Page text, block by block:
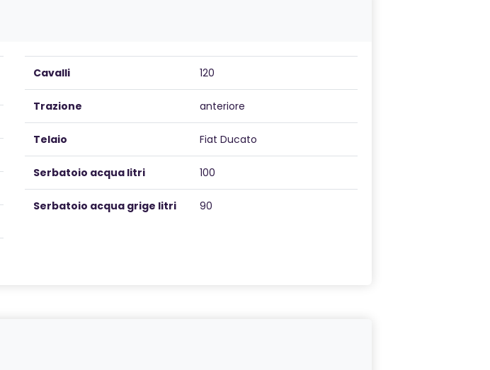
Cavalli 120
Trazione anteriore
Telaio Fiat Ducato
Serbatoio acqua litri 100
Serbatoio acqua grige litri 90